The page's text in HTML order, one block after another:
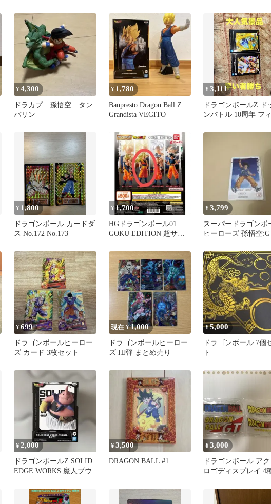
¥4,300
ドラカプ 孫悟空 タン
バリン
¥ 1,780
Banpresto Dragon Ball Z
Grandista VEGITO
¥3,111
ドラゴンボールZ ド
ンバトル 10周年 フィ
¥ 1,800
ドラゴンボール カードダ
ス No.172 No.173
¥1,700
HGドラゴンボール01
GOKU EDITION 超サイ
¥3,799
スーパードラゴンボ
ヒーローズ 孫悟空
¥699
ドラゴンボールヒーロー
ズ カード 3枚セット
現在 ¥1,000
ドラゴンボールヒーロー
ズ HJ弾 まとめ売り
¥5,000
ドラゴンボール 7個
ト
¥2,000
ドラゴンボールZ SOLID
EDGE WORKS 魔人ブウ
¥3,500
DRAGON BALL #1
¥3,000
ドラゴンボール ア
ロゴディスプレイ 4